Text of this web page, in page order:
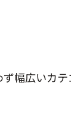
幅広いカ